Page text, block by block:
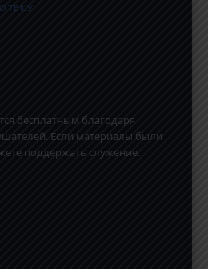
бесплатным благодаря
Если материалы были
поддержать служение.